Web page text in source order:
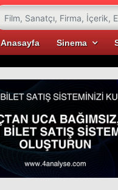
Anasayfa Sinema